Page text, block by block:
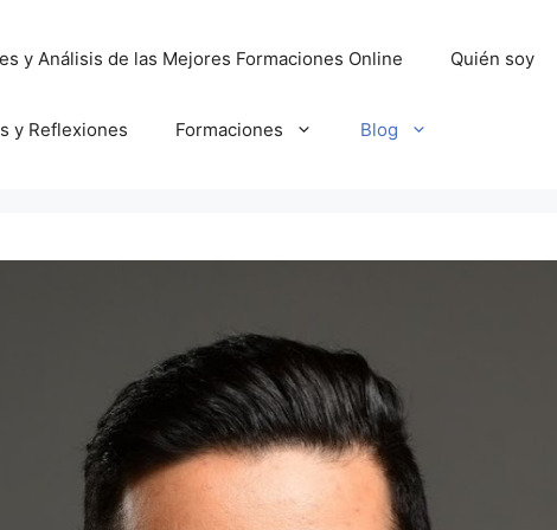
y Análisis de las Mejores Formaciones Online Quién soy
y Reflexiones Formaciones Blog